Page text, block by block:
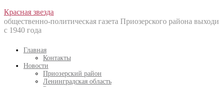
Перейти
к
содержанию
Красная звезда
общественно-политическая газета Приозерского района
с 1940 года
Главная
Контакты
Новости
Приозерский район
Ленинградская область